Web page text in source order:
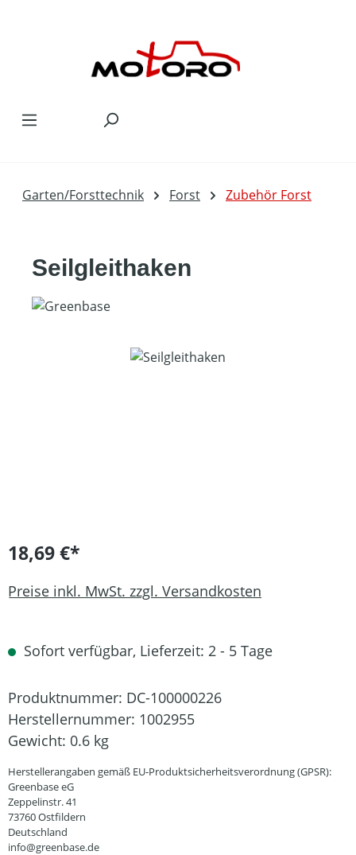
Garten/Forsttechnik Forst Zubehör Forst
Seilgleithaken
Bildergalerie überspringen
18,69 €*
Preise inkl. MwSt. zzgl. Versandkosten
Sofort verfügbar, Lieferzeit: 2 - 5 Tage
Produktnummer: DC-100000226
Herstellernummer: 1002955
Gewicht: 0.6 kg
Herstellerangaben gemäß EU-Produktsicherheitsverordnung (GPSR):
Greenbase eG
Zeppelinstr. 41
73760 Ostfildern
Deutschland
info@greenbase.de